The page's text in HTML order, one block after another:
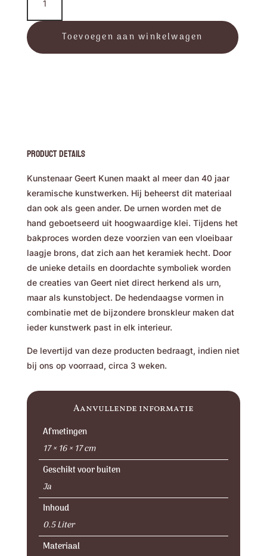
hart
met
waxinelichtje"
Toevoegen aan winkelwagen
Product Details
Kunstenaar Geert Kunen maakt al meer dan 40 jaar
keramische kunstwerken. Hij beheerst dit materiaal
dan ook als geen ander. De urnen worden met de
hand geboetseerd uit hoogwaardige klei. Tijdens het
bakproces worden deze voorzien van een vloeibaar
laagje brons, dat zich aan het keramiek hecht. Door
de unieke details en doordachte symboliek worden
de creaties van Geert niet direct herkend als urn,
maar als kunstobject. De hedendaagse vormen in
combinatie met de bijzondere bronskleur maken dat
ieder kunstwerk past in elk interieur.
De levertijd van deze producten bedraagt, indien niet
bij ons op voorraad, circa 3 weken.
Aanvullende informatie
Afmetingen
17 × 16 × 17 cm
Geschikt voor buiten
Ja
Inhoud
0.5 Liter
Materiaal